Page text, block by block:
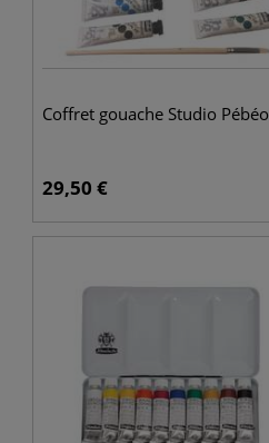
Coffret gouache Studio Pébéo
29,50 €